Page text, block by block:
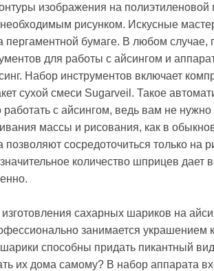
изображения на полиэтиленовой
рисунком. Искусные
бумаге. В любом случае,
для работы с айсингом и
Набор инструментов включает
сухой смеси Sugarveil. Такое
работать с айсингом, ведь вам не
массы и рисования, как в
позволяют сосредоточиться только на
количество шприцев дает
сахарных шариков на
занимается украшением
способны придать пикантный
их дома самому? В набор аппарата